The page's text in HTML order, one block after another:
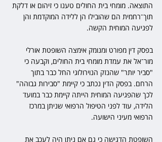
התוצאה. מומחי בית החולים טענו כי זיהום או דלקת
תוך־רחמית הם שהובילו הן ללידה המוקדמת והן
לפגיעה המוחית הקשה.
בפסק דין מפורט ומנומק אימצה השופטת אורלי
מור־אל את עמדת מומחי בית החולים, וקבעה כי
"סביר יותר" שהנזק הנוירולוגי החל כבר בתוך
הרחם. בפסק הדין נכתב כי קיימת "סבירות גבוהה"
לכך שהפגיעה המוחית הייתה קיימת כבר במועד
הלידה, עוד לפני הטיפול הרפואי שניתן במרכז
הרפואי מעיני הישועה.
השופטת הדגישה כי גם אם ניתן היה לעכב את